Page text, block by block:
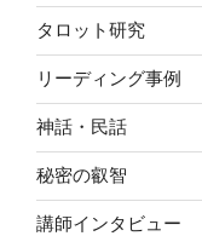
タロット研究
リーディング事例
神話・民話
秘密の叡智
講師インタビュー